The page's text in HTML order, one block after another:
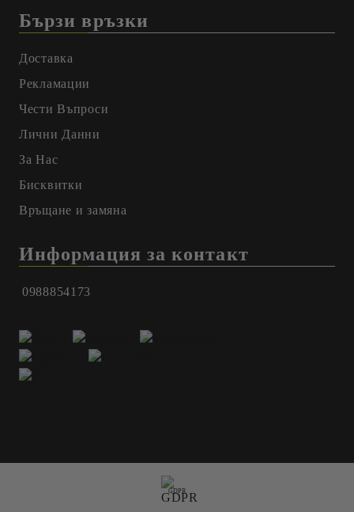
Бързи връзки
Доставка
Рекламации
Чести Въпроси
Лични Данни
За Нас
Бисквитки
Връщане и замяна
Информация за контакт
0988854173
GDPR